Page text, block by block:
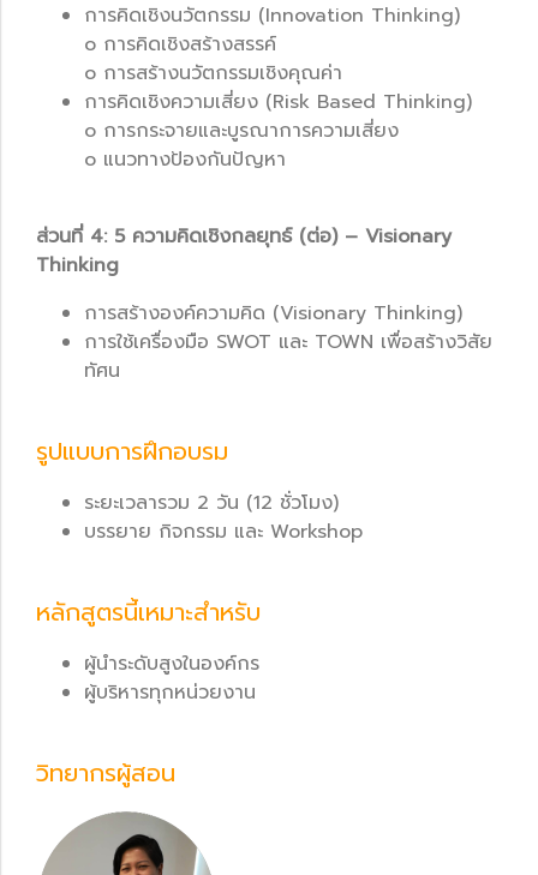
การคิดเชิงนวัตกรรม (Innovation Thinking)
o การคิดเชิงสร้างสรรค์
o การสร้างนวัตกรรมเชิงคุณค่า
การคิดเชิงความเสี่ยง (Risk Based Thinking)
o การกระจายและบูรณาการความเสี่ยง
o แนวทางป้องกันปัญหา
ส่วนที่ 4: 5 ความคิดเชิงกลยุทธ์ (ต่อ) – Visionary
Thinking
การสร้างองค์ความคิด (Visionary Thinking)
การใช้เครื่องมือ SWOT และ TOWN เพื่อสร้างวิสัย
ทัศน
รูปแบบการฝึกอบรม
ระยะเวลารวม 2 วัน (12 ชั่วโมง)
บรรยาย กิจกรรม และ Workshop
หลักสูตรนี้เหมาะสำหรับ
ผู้นำระดับสูงในองค์กร
ผู้บริหารทุกหน่วยงาน
วิทยากรผู้สอน